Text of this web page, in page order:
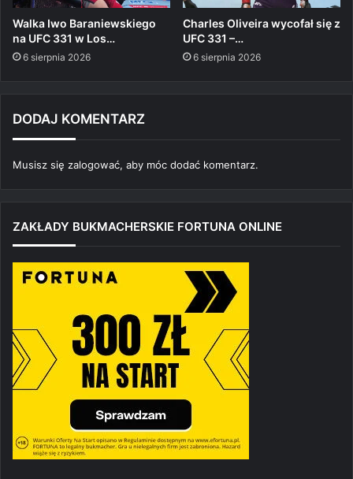
Walka Iwo Baraniewskiego
na UFC 331 w Los…
6 sierpnia 2026
Charles Oliveira wycofał się z
UFC 331 –…
6 sierpnia 2026
DODAJ KOMENTARZ
Musisz się zalogować, aby móc dodać komentarz.
ZAKŁADY BUKMACHERSKIE FORTUNA ONLINE